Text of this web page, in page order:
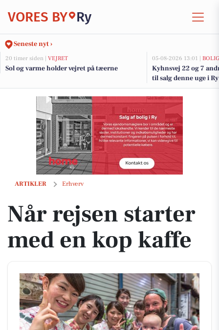
VORES BY Ry
Seneste nyt ›
20 timer siden | VEJRET
Sol og varme holder vejret på tæerne
05-08-2026 13:01 |
Kyhnsvej 22 og 7
til salg denne uge i
ARTIKLER Erhverv
Når rejsen starter med en kop kaffe
Når rejsen starter
med en kop kaffe